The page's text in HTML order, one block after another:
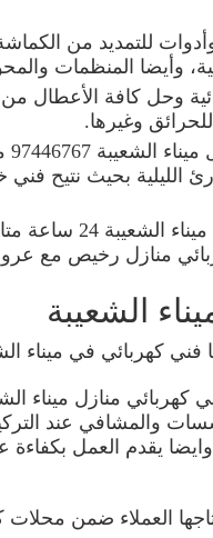
للتمديد من
وأيضا المنظمات
وحل كافة الأعطال
وغيرها.
بحيث نتيح فني
سارعوا بطلب رقم
منازل رخيص مع
الشعيبة
فني كهربائي في ميناء
كهربائي منازل ميناء
والمشافي عند
يقدم العمل بكفاءة
العملاء ضمن